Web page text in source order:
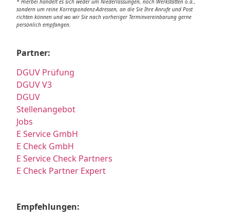
* Hierbei handelt es sich weder um Niederlassungen, noch Werkstätten o.ä.,
sondern um reine Korrespondenz-Adressen, an die Sie Ihre Anrufe und Post
richten können und wo wir Sie nach vorheriger Terminvereinbarung gerne
persönlich empfangen.
Partner:
DGUV Prüfung
DGUV V3
DGUV
Stellenangebot
Jobs
E Service GmbH
E Check GmbH
E Service Check Partners
E Check Partner Expert
Empfehlungen: